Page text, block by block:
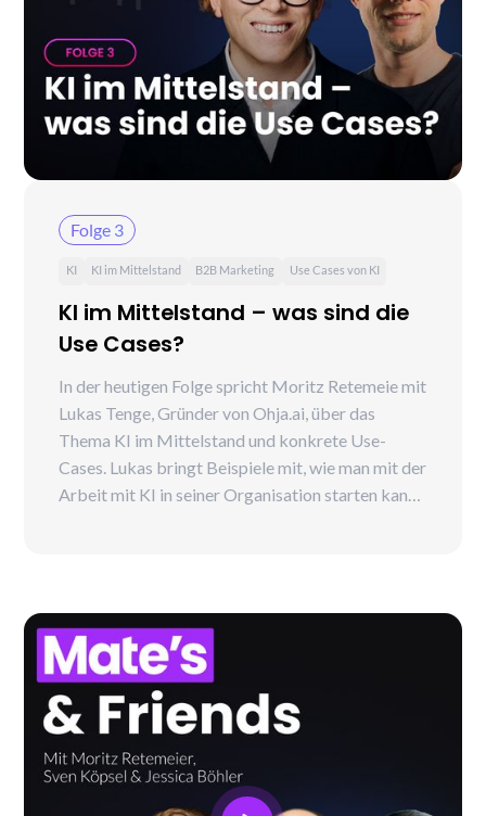
Folge 3
KI KI im Mittelstand B2B Marketing Use Cases von KI
KI im Mittelstand – was sind die
Use Cases?
In der heutigen Folge spricht Moritz Retemeie mit
Lukas Tenge, Gründer von Ohja.ai, über das
Thema KI im Mittelstand und konkrete Use-
Cases. Lukas bringt Beispiele mit, wie man mit der
Arbeit mit KI in seiner Organisation starten kann